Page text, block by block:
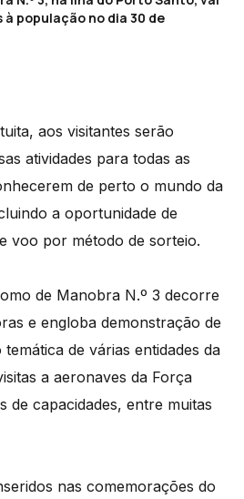
população no dia 30 de
aos visitantes serão
atividades para todas as
de perto o mundo da
a oportunidade de
voo por método de sorteio.
de Manobra N.º 3 decorre
e engloba demonstração de
de várias entidades da
a aeronaves da Força
de capacidades, entre muitas
nas comemorações do